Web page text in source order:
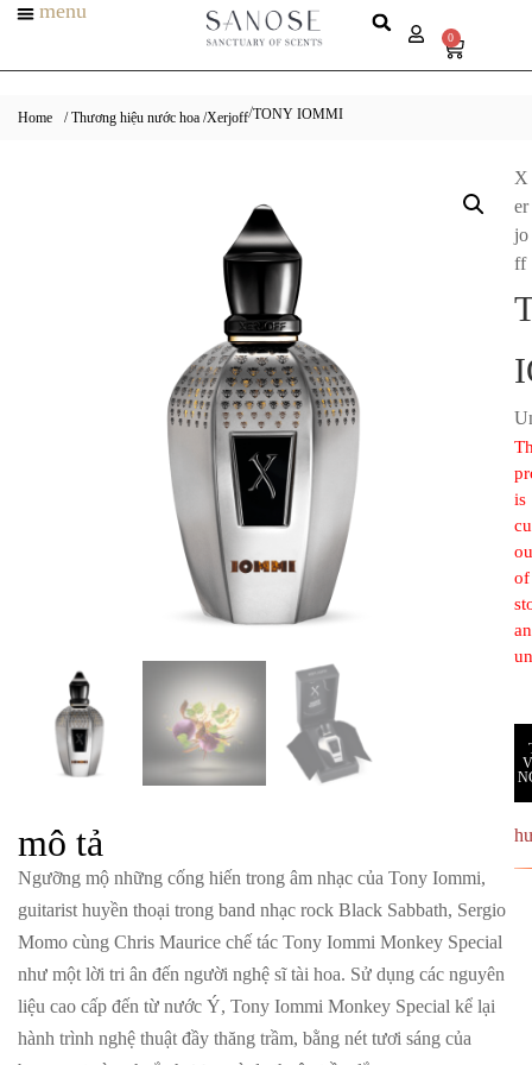
menu
0
Home / Thương hiệu nước hoa /Xerjoff/TONY IOMMI
mô tả
Ngưỡng mộ những cống hiến trong âm nhạc của Tony Iommi,
guitarist huyền thoại trong band nhạc rock Black Sabbath, Sergio
Momo cùng Chris Maurice chế tác Tony Iommi Monkey Special
như một lời tri ân đến người nghệ sĩ tài hoa. Sử dụng các nguyên
liệu cao cấp đến từ nước Ý, Tony Iommi Monkey Special kể lại
hành trình nghệ thuật đầy thăng trầm, bằng nét tươi sáng của
X
er
jo
ff
is
of